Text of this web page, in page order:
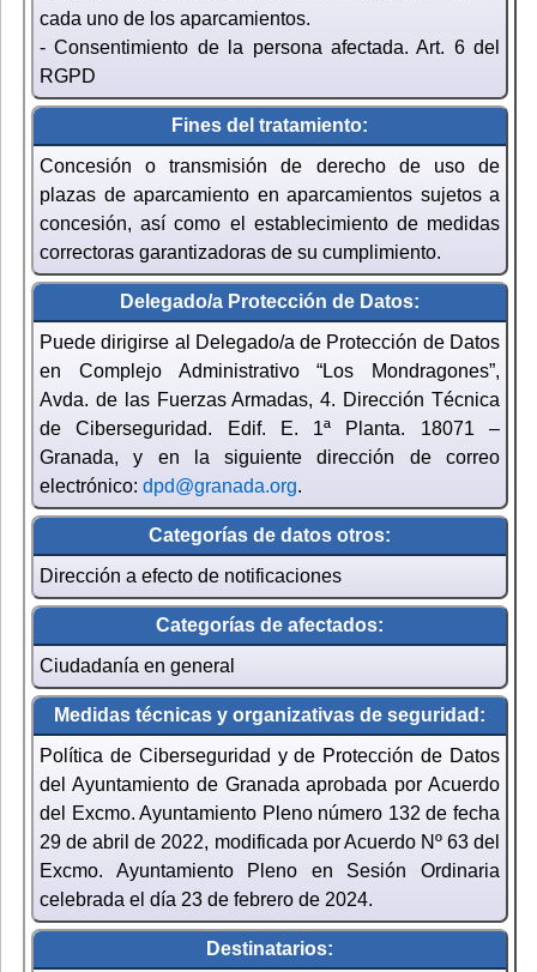
cada uno de los aparcamientos.
- Consentimiento de la persona afectada. Art. 6 del
RGPD
Fines del tratamiento:
Concesión o transmisión de derecho de uso de
plazas de aparcamiento en aparcamientos sujetos a
concesión, así como el establecimiento de medidas
correctoras garantizadoras de su cumplimiento.
Delegado/a Protección de Datos:
Puede dirigirse al Delegado/a de Protección de Datos
en Complejo Administrativo “Los Mondragones”,
Avda. de las Fuerzas Armadas, 4. Dirección Técnica
de Ciberseguridad. Edif. E. 1ª Planta. 18071 –
Granada, y en la siguiente dirección de correo
electrónico: dpd@granada.org.
Categorías de datos otros:
Dirección a efecto de notificaciones
Categorías de afectados:
Ciudadanía en general
Medidas técnicas y organizativas de seguridad:
Política de Ciberseguridad y de Protección de Datos
del Ayuntamiento de Granada aprobada por Acuerdo
del Excmo. Ayuntamiento Pleno número 132 de fecha
29 de abril de 2022, modificada por Acuerdo Nº 63 del
Excmo. Ayuntamiento Pleno en Sesión Ordinaria
celebrada el día 23 de febrero de 2024.
Destinatarios: